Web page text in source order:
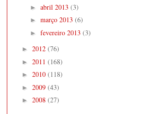
► abril 2013 (3)
► março 2013 (6)
► fevereiro 2013 (3)
► 2012 (76)
► 2011 (168)
► 2010 (118)
► 2009 (43)
► 2008 (27)